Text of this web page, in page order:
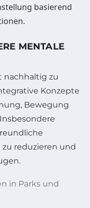
basierend
MENTALE G
nachhaltig zu
Konzepte
Bewegung
zu reduzieren und
in Parks und